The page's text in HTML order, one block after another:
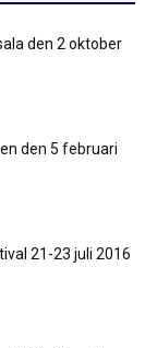
den 2 oktober
den 5 februari
21-23 juli 2016